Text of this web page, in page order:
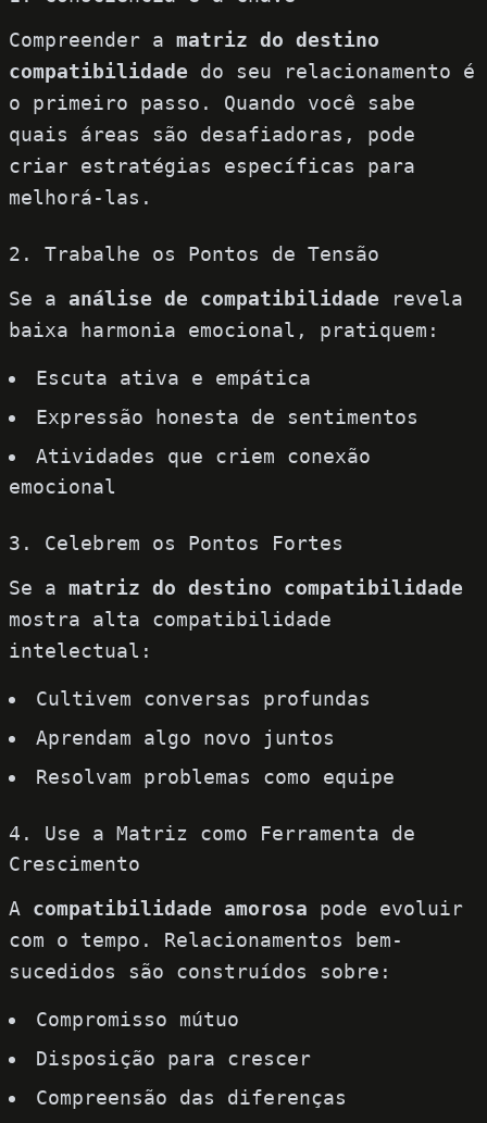
Compreender a matriz do destino
compatibilidade do seu relacionamento é
o primeiro passo. Quando você sabe
quais áreas são desafiadoras, pode
criar estratégias específicas para
melhorá-las.
2. Trabalhe os Pontos de Tensão
Se a análise de compatibilidade revela
baixa harmonia emocional, pratiquem:
Escuta ativa e empática
Expressão honesta de sentimentos
Atividades que criem conexão
emocional
3. Celebrem os Pontos Fortes
Se a matriz do destino compatibilidade
mostra alta compatibilidade
intelectual:
Cultivem conversas profundas
Aprendam algo novo juntos
Resolvam problemas como equipe
4. Use a Matriz como Ferramenta de
Crescimento
A compatibilidade amorosa pode evoluir
com o tempo. Relacionamentos bem-
sucedidos são construídos sobre:
Compromisso mútuo
Disposição para crescer
Compreensão das diferenças